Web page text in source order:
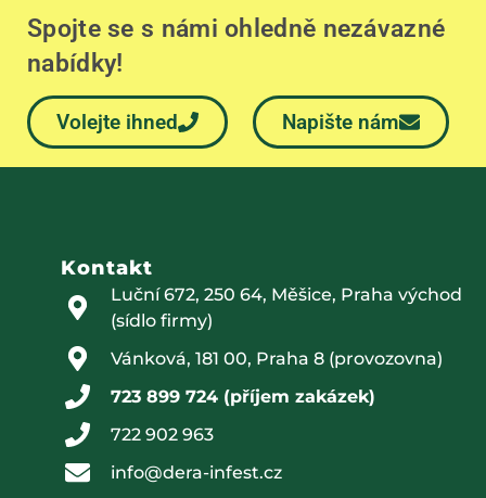
Spojte se s námi ohledně nezávazné
nabídky!
Volejte ihned Napište nám
Kontakt
Luční 672, 250 64, Měšice, Praha východ
(sídlo firmy)
Vánková, 181 00, Praha 8 (provozovna)
723 899 724 (příjem zakázek)
722 902 963
info@dera-infest.cz